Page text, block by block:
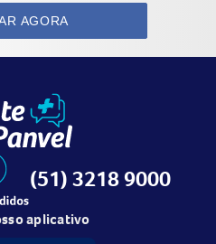
AGORA
(51) 3218 9000
aplicativo